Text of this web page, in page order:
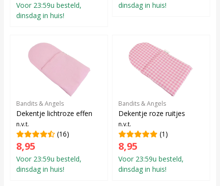
Voor 23:59u besteld,
dinsdag in huis!
dinsdag in huis!
Bandits & Angels
Dekentje lichtroze effen
n.v.t.
(16)
8,95
Voor 23:59u besteld,
dinsdag in huis!
Bandits & Angels
Dekentje roze ruitjes
n.v.t.
(1)
8,95
Voor 23:59u besteld,
dinsdag in huis!